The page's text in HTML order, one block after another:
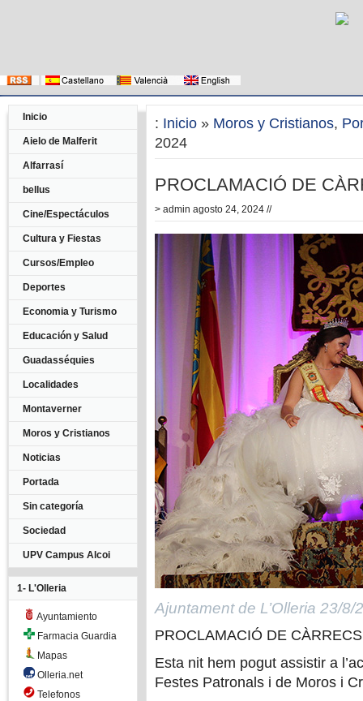
Inicio
Aielo de Malferit
Alfarrasí
bellus
Cine/Espectáculos
Cultura y Fiestas
Cursos/Empleo
Deportes
Economia y Turismo
Educación y Salud
Guadasséquies
Localidades
Montaverner
Moros y Cristianos
Noticias
Portada
Sin categoría
Sociedad
UPV Campus Alcoi
1- L'Olleria
Ayuntamiento
Farmacia Guardia
Mapas
Olleria.net
Telefonos
: Inicio » Moros y Cristianos,
2024
PROCLAMACIÓ DE
> admin agosto 24, 2024 //
Ajuntament de L’Olleria 23/8/
PROCLAMACIÓ DE
Esta nit hem pogut assistir a
Festes Patronals i de Moros i